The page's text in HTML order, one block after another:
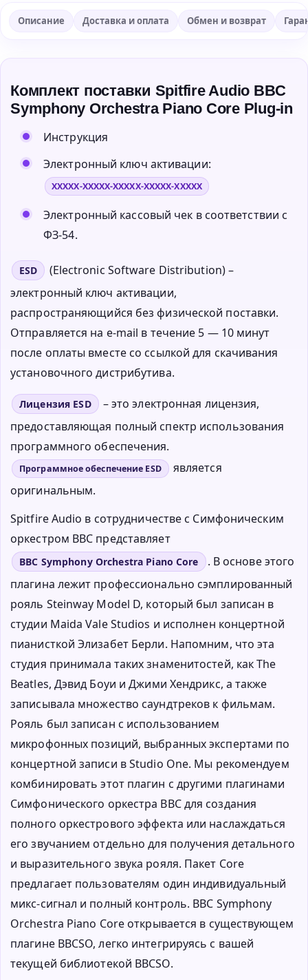
Описание Доставка и оплата Обмен и возврат
Комплект поставки Spitfire Audio BBC
Symphony Orchestra Piano Core Plug-in
Инструкция
Электронный ключ активации:
XXXXX-XXXXX-XXXXX-XXXXX-XXXXX
Электронный кассовый чек в соответствии с
ФЗ-54.
ESD
(Electronic Software Distribution) –
электронный ключ активации,
распространяющийся без физической поставки.
Отправляется на e-mail в течение 5 — 10 минут
после оплаты вместе со ссылкой для скачивания
установочного дистрибутива.
Лицензия ESD
– это электронная лицензия,
предоставляющая полный спектр использования
программного обеспечения.
Программное обеспечение ESD
является
оригинальным.
Spitfire Audio в сотрудничестве с Симфоническим
оркестром BBC представляет
BBC Symphony Orchestra Piano Core
. В основе этого
плагина лежит профессионально сэмплированный
рояль Steinway Model D, который был записан в
студии Maida Vale Studios и исполнен концертной
пианисткой Элизабет Берли. Напомним, что эта
студия принимала таких знаменитостей, как The
Beatles, Дэвид Боуи и Джими Хендрикс, а также
записывала множество саундтреков к фильмам.
Рояль был записан с использованием
микрофонных позиций, выбранных экспертами по
концертной записи в Studio One. Мы рекомендуем
комбинировать этот плагин с другими плагинами
Симфонического оркестра BBC для создания
полного оркестрового эффекта или наслаждаться
его звучанием отдельно для получения детального
и выразительного звука рояля. Пакет Core
предлагает пользователям один индивидуальный
микс-сигнал и полный контроль. BBC Symphony
Orchestra Piano Core открывается в существующем
плагине BBCSO, легко интегрируясь с вашей
текущей библиотекой BBCSO.